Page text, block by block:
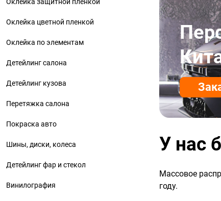
У нас
Массовое
году.
Оклейка цветной пленкой
Оклейка по элементам
Детейлинг салона
Детейлинг кузова
Перетяжка салона
Покраска авто
Шины, диски, колеса
Детейлинг фар и стекол
Винилография